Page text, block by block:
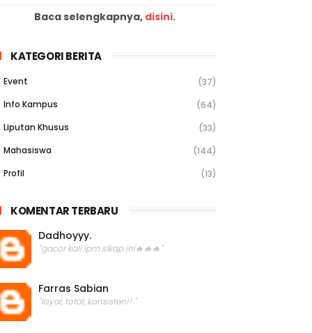
Baca selengkapnya, disini.
KATEGORI BERITA
Event
(37)
Info Kampus
(64)
Liputan Khusus
(33)
Mahasiswa
(144)
Profil
(13)
KOMENTAR TERBARU
Dadhoyyy.
"gacor kali lpm sikap ini🔥🔥🔥"
Farras Sabian
"loyal, total, konsisten!! "